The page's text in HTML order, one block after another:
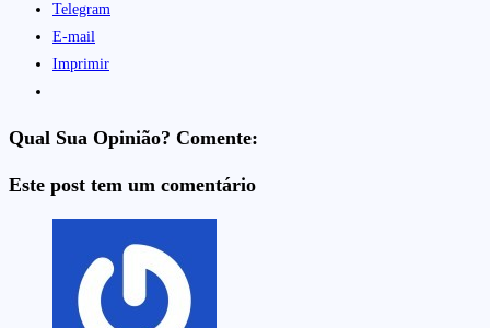
Telegram
E-mail
Imprimir
Qual Sua Opinião? Comente:
Este post tem um comentário